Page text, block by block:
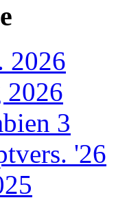
2026
2026
3
'26